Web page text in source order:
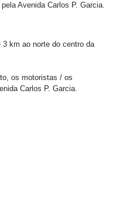
Avenida Carlos P. Garcia.
3 km ao norte do centro da
os motoristas / os
Carlos P. Garcia.